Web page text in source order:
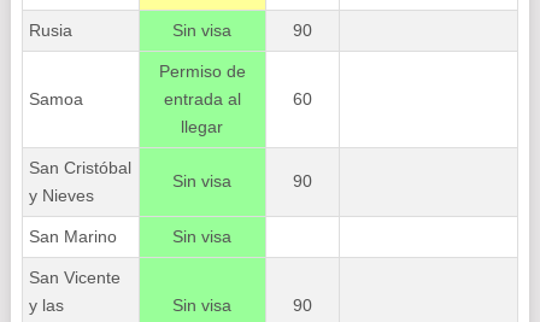
Rusia Sin visa 90
Samoa
Permiso de
entrada al
llegar
60
San Cristóbal
y Nieves
Sin visa 90
San Marino Sin visa
San Vicente
y las
Sin visa 90